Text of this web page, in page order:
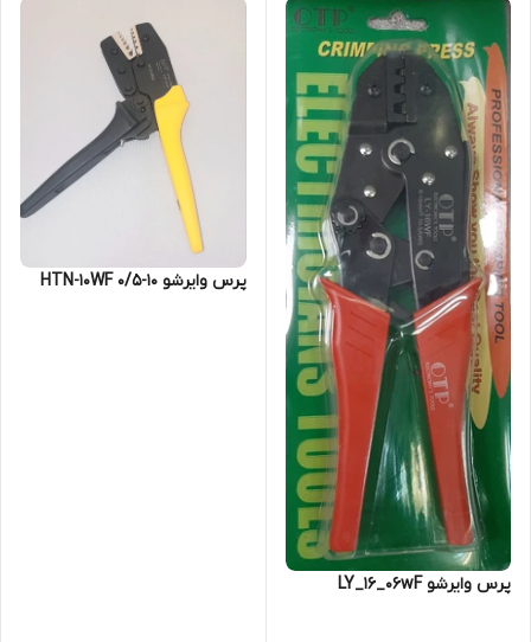
پرس وایرشو LY_16_06wF
پرس وایرشو 10-0/5 HTN-10WF